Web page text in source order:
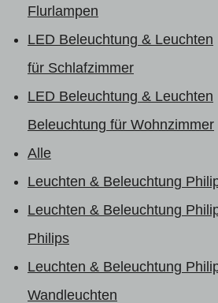
Flurlampen
LED Beleuchtung & Leuchten
für Schlafzimmer
LED Beleuchtung & Leuchten
Beleuchtung für Wohnzimmer
Alle
Leuchten & Beleuchtung
Leuchten & Beleuchtung
Philips
Leuchten & Beleuchtung
Wandleuchten